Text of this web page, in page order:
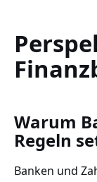
Warum
Regeln
Banken und